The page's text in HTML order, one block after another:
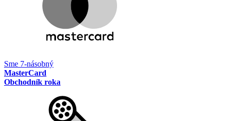
Sme 7-násobný
MasterCard
Obchodník roka